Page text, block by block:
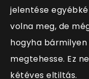
jelentése
volna meg, de
hogyha
megtehesse. Ez
kétéves eltiltás.